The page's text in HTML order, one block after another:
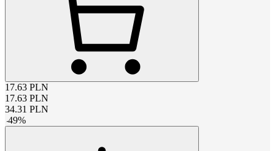
17.63 PLN
17.63 PLN
34.31 PLN
-49%